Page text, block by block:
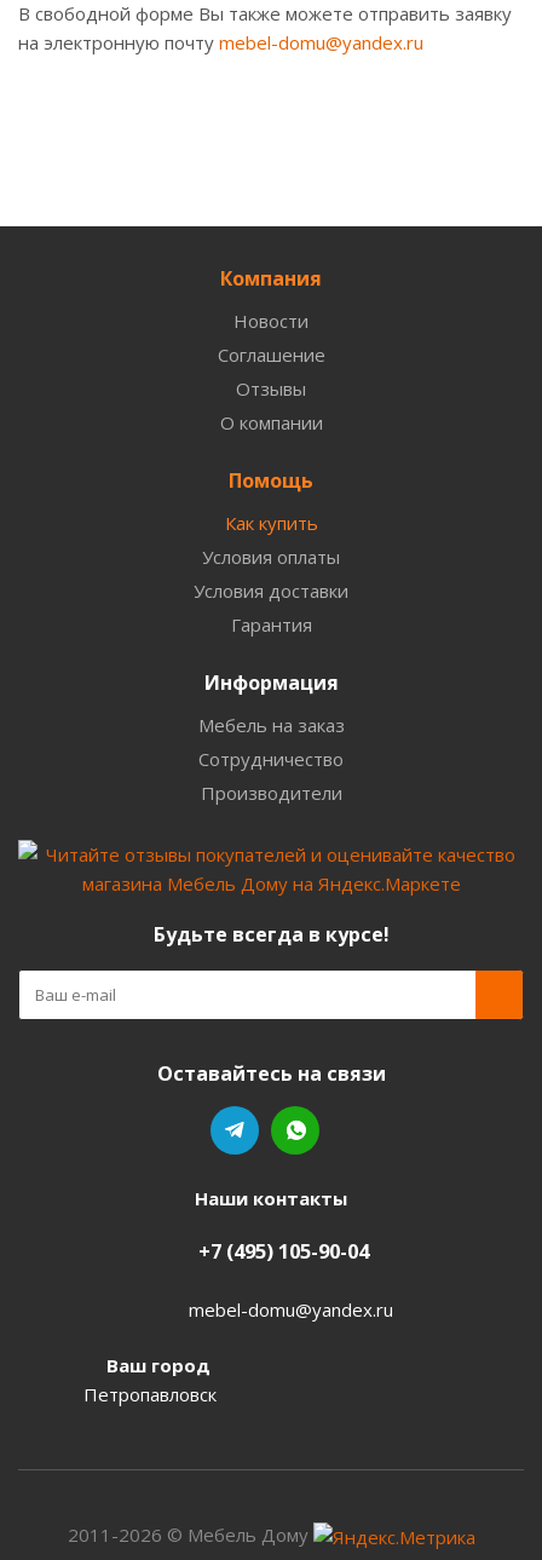
В свободной форме Вы также можете отправить заявку
на электронную почту mebel-domu@yandex.ru
Компания
Новости
Соглашение
Отзывы
О компании
Помощь
Как купить
Условия оплаты
Условия доставки
Гарантия
Информация
Мебель на заказ
Сотрудничество
Производители
Будьте всегда в курсе!
Оставайтесь на связи
Наши контакты
+7 (495) 105-90-04
mebel-domu@yandex.ru
Ваш город
Петропавловск
2011-2026 © Мебель Дому